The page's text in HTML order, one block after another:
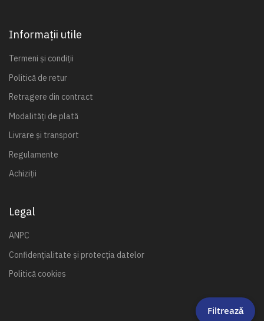
Informații utile
Termeni și condiții
Politică de retur
Retragere din contract
Modalități de plată
Livrare și transport
Regulamente
Achiziții
Legal
ANPC
Confidențialitate și protecția datelor
Politică cookies
Filtrează